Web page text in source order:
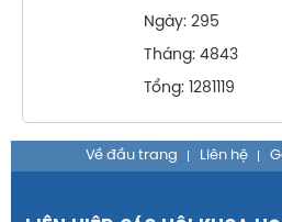
Ngày: 295
Tháng: 4843
Tổng: 1281119
Về đầu trang Liên hệ